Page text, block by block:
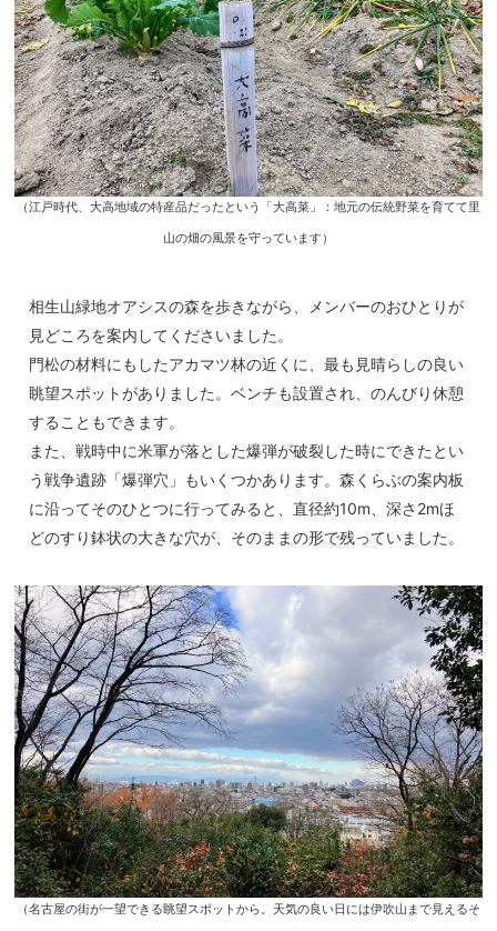
（江戸時代、大高地域の特産品だったという「大高菜」：地元の伝統野菜を育てて里
山の畑の風景を守っています）
相生山緑地オアシスの森を歩きながら、メンバーのおひとりが
見どころを案内してくださいました。
門松の材料にもしたアカマツ林の近くに、最も見晴らしの良い
眺望スポットがありました。ベンチも設置され、のんびり休憩
することもできます。
また、戦時中に米軍が落とした爆弾が破裂した時にできたとい
う戦争遺跡「爆弾穴」もいくつかあります。森くらぶの案内板
に沿ってそのひとつに行ってみると、直径約10m、深さ2mほ
どのすり鉢状の大きな穴が、そのままの形で残っていました。
（名古屋の街が一望できる眺望スポットから。天気の良い日には伊吹山まで見えるそ